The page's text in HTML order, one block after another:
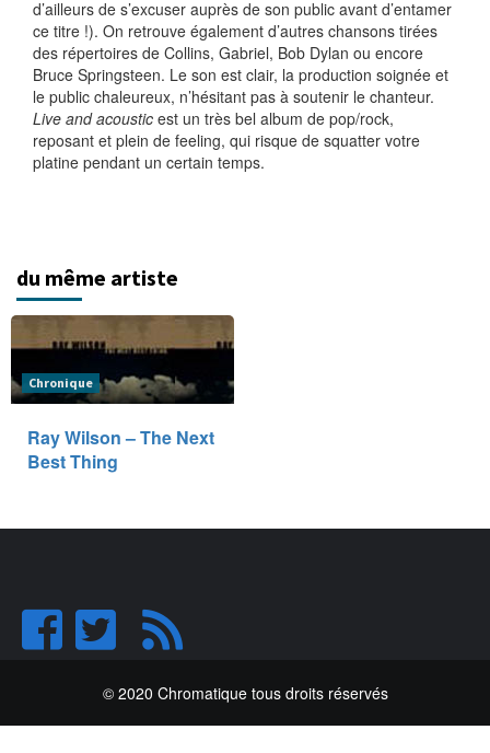
d’ailleurs de s’excuser auprès de son public avant d’entamer
ce titre !). On retrouve également d’autres chansons tirées
des répertoires de Collins, Gabriel, Bob Dylan ou encore
Bruce Springsteen. Le son est clair, la production soignée et
le public chaleureux, n’hésitant pas à soutenir le chanteur.
Live and acoustic est un très bel album de pop/rock,
reposant et plein de feeling, qui risque de squatter votre
platine pendant un certain temps.
du même artiste
Chronique
Ray Wilson – The Next
Best Thing
© 2020 Chromatique tous droits réservés